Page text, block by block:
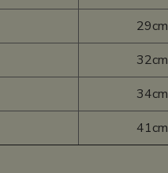
29cm
32cm
34cm
41cm